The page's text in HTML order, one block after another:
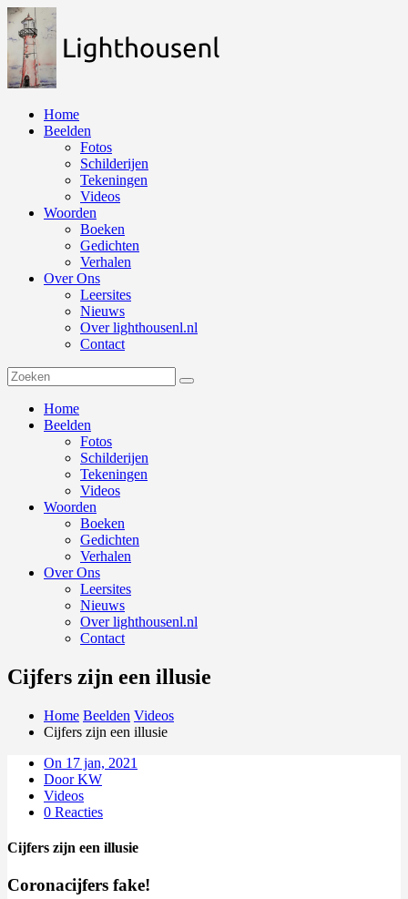
Naar
de
inhoud
springen
Home
Beelden
Fotos
Schilderijen
Tekeningen
Videos
Woorden
Boeken
Gedichten
Verhalen
Over Ons
Leersites
Nieuws
Over lighthousenl.nl
Contact
Home
Beelden
Fotos
Schilderijen
Tekeningen
Videos
Woorden
Boeken
Gedichten
Verhalen
Over Ons
Leersites
Nieuws
Over lighthousenl.nl
Contact
Cijfers zijn een illusie
Home Beelden Videos
Cijfers zijn een illusie
On 17 jan, 2021
Door KW
Videos
0 Reacties
Cijfers zijn een illusie
Coronacijfers fake!